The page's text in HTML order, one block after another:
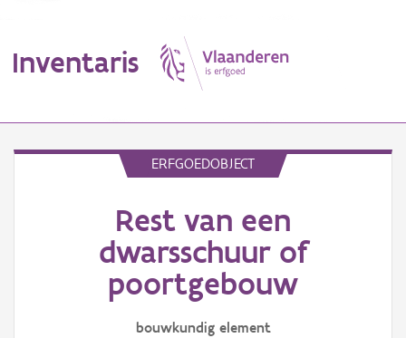
Inventaris
Aanduidingsobject
ERFGOEDOBJECT
Rest van een
dwarsschuur of
poortgebouw
bouwkundig element